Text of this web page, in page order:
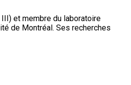
et membre du laboratoire
de Montréal. Ses recherches